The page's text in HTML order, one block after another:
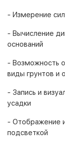
- Измерение
- Вычисление
оснований
- Возможность
виды грунтов и
- Запись и
усадки
- Отображение
подсветкой